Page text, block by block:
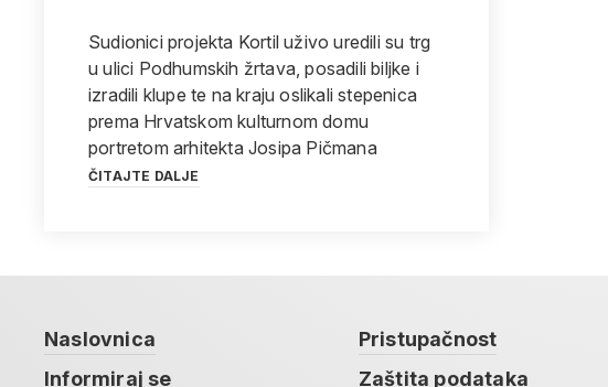
Sudionici projekta Kortil uživo uredili su trg
u ulici Podhumskih žrtava, posadili biljke i
izradili klupe te na kraju oslikali stepenica
prema Hrvatskom kulturnom domu
portretom arhitekta Josipa Pičmana
ČITAJTE DALJE
Naslovnica
Informiraj se
Pristupačnost
Zaštita podataka